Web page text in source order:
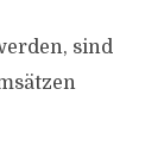
sind